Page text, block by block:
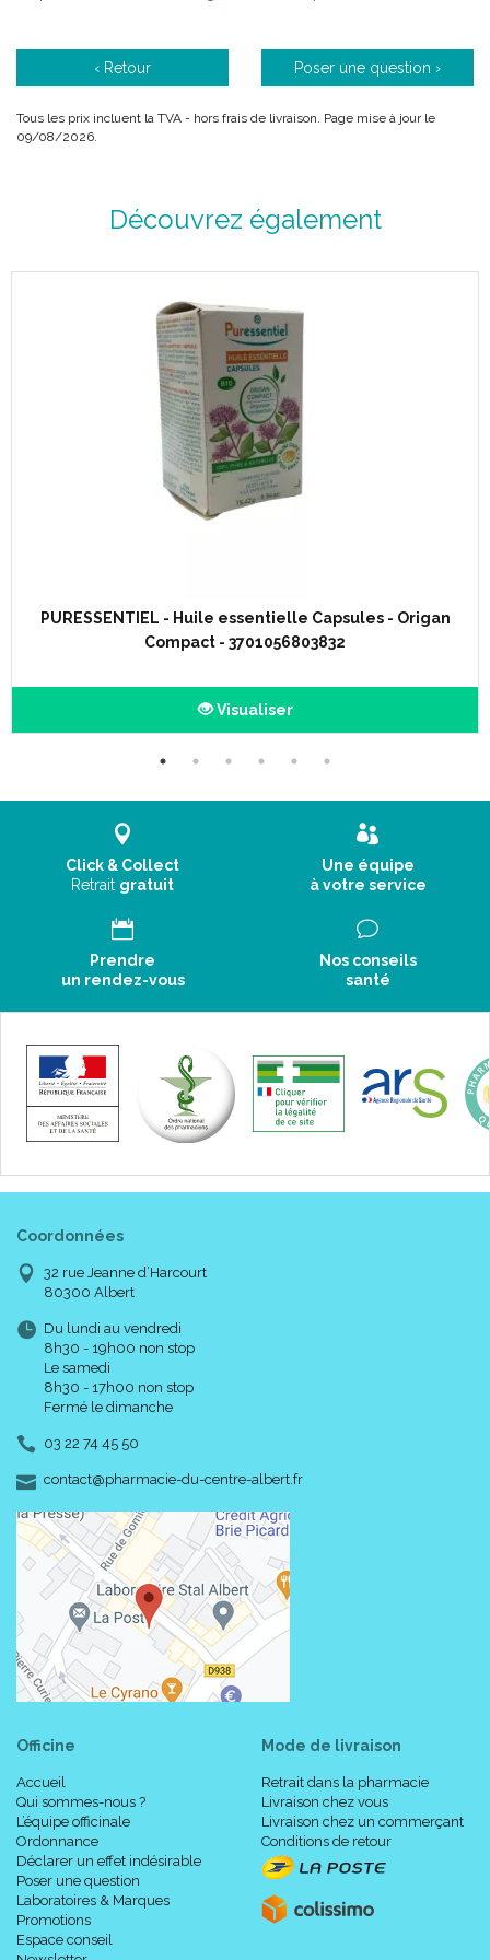
‹ Retour Poser une question ›
Tous les prix incluent la TVA - hors frais de livraison. Page mise à jour le
09/08/2026.
Découvrez également
PURESSENTIEL - Huile essentielle Capsules - Origan
Compact - 3701056803832
Visualiser
Click & Collect
Retrait gratuit
Une équipe
à votre service
Prendre
un rendez-vous
Nos conseils
santé
Coordonnées
32 rue Jeanne d’Harcourt
80300 Albert
Du lundi au vendredi
8h30 - 19h00 non stop
Le samedi
8h30 - 17h00 non stop
Fermé le dimanche
03 22 74 45 50
contact-
@-
pharmacie-du-centre-albert.fr
Officine
Accueil
Qui sommes-nous ?
L’équipe officinale
Ordonnance
Déclarer un effet indésirable
Poser une question
Laboratoires & Marques
Promotions
Espace conseil
Mode de livraison
Retrait dans la pharmacie
Livraison chez vous
Livraison chez un commerçant
Conditions de retour